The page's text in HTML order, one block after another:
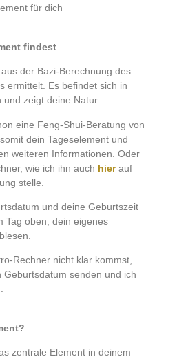
für dich
findest
der Bazi-Berechnung des
ermittelt. Es befindet sich in
zeigt deine Natur.
eine Feng-Shui-Beratung von
dein Tageselement und
weiteren Informationen. Oder
wie ich ihn auch hierauf
stelle.
und deine Geburtszeit
Tag oben, dein eigenes
Rechner nicht klar kommst,
Geburtsdatum senden und ich
zentrale Element in deinem